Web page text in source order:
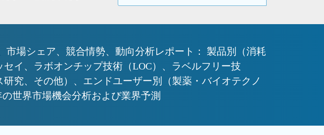
場シェア、競合情勢、動向分析レポート： 製品別（消耗
イ、ラボオンチップ技術（LOC）、ラベルフリー技
究、その他）、エンドユーザー別（製薬・バイオテクノ
世界市場機会分析および業界予測